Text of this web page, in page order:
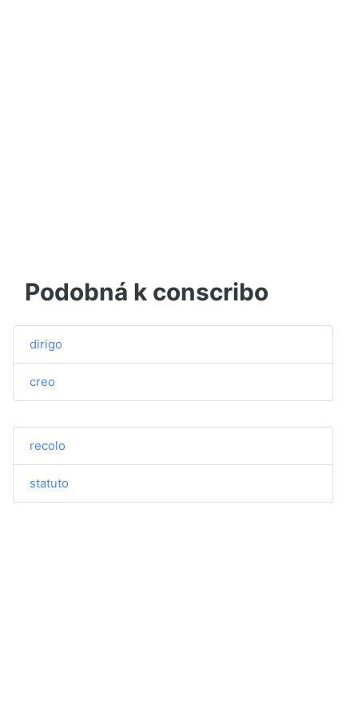
Podobná k conscribo
dirigo
creo
recolo
statuto